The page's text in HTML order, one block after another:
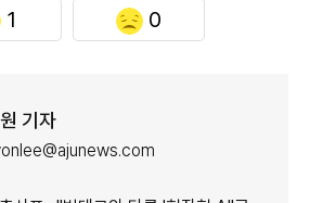
1 0
기자